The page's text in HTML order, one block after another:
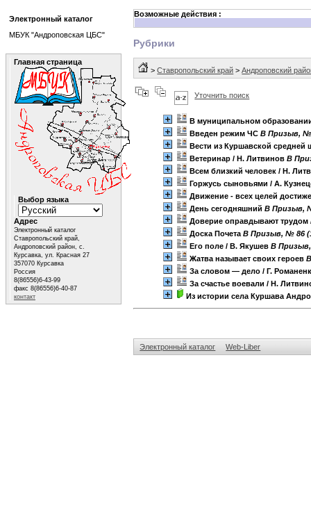
Возможные действия :
Рубрики
>Ставропольский край >Андроповский
Уточнить поиск
В муниципальном
Введен режим ЧС B Призыв, №
Вести из Куршавской средней
Ветеринар / Н. ЛитвиновB
Всем близкий человек / Н.
Горжусь сыновьями / А.
Движение - всех целей
День сегодняшний B Призыв,
Доверие оправдывают трудом
Доска Почета B Призыв, № 86
Его поле / В. ЯкушевB
Жатва называет своих героев
За словом — дело / Г.
За счастье воевали / Н.
Из истории села Куршава
Электронный каталог Web-Liber
Электронный каталог
МБУК "Андроповская ЦБС"
Главная страница
Выбор языка
Адрес
Электронный каталог
Ставропольский край,
Андроповский район, с.
Курсавка, ул. Красная 27
357070 Курсавка
Россия
8(86556)6-43-99
факс 8(86556)6-40-87
контакт